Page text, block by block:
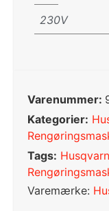
230V
Varenummer:
Kategorier:
Tags:
Varemærke: